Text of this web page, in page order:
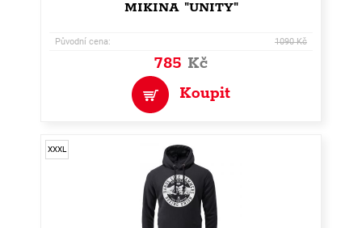
MIKINA "UNITY"
Původní cena: 1090 Kč
785 Kč
Koupit
XXXL